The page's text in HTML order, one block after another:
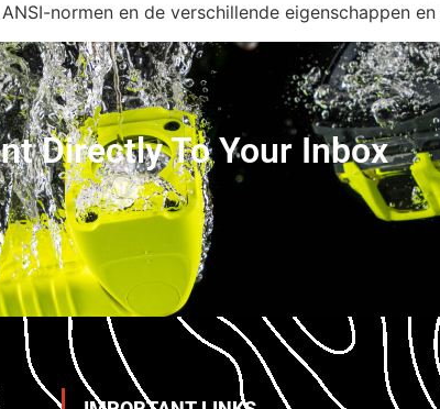
normen en de verschillende eigenschappen
Directly To Your Inbox